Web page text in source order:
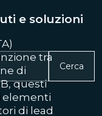
e soluzioni
Cerca
tra
di
questi
elementi
di lead